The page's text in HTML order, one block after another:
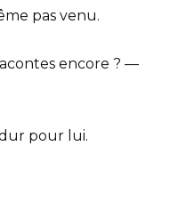
pas venu.
encore ? —
pour lui.